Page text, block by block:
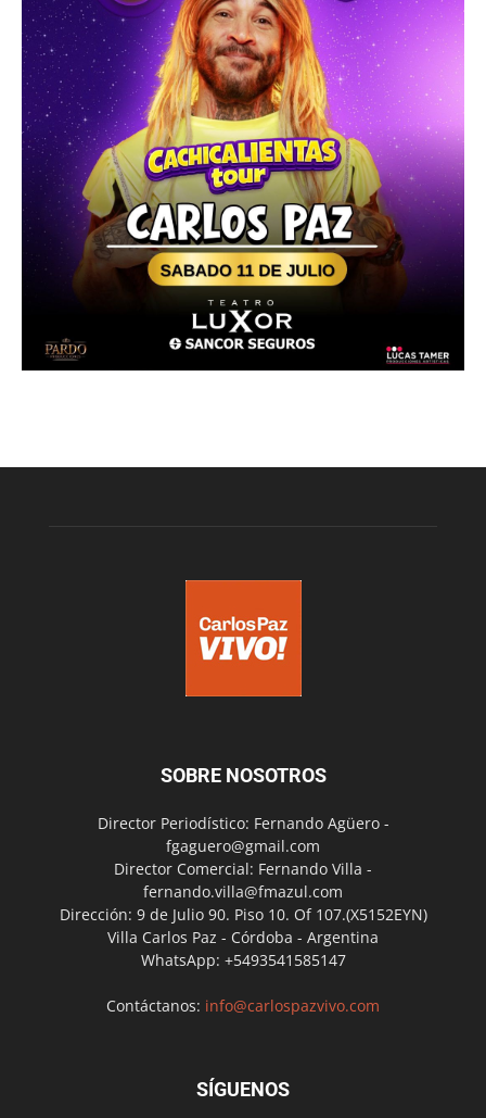
SOBRE NOSOTROS
Director Periodístico: Fernando Agüero -
fgaguero@gmail.com
Director Comercial: Fernando Villa -
fernando.villa@fmazul.com
Dirección: 9 de Julio 90. Piso 10. Of 107.(X5152EYN)
Villa Carlos Paz - Córdoba - Argentina
WhatsApp: +5493541585147
Contáctanos: info@carlospazvivo.com
SÍGUENOS